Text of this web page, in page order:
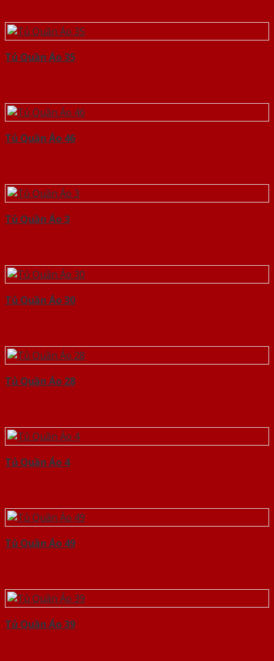
Tủ Quần Áo 35
Tủ Quần Áo 46
Tủ Quần Áo 3
Tủ Quần Áo 30
Tủ Quần Áo 28
Tủ Quần Áo 4
Tủ Quần Áo 49
Tủ Quần Áo 39